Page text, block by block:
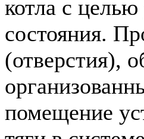
котла с целью
состояния.
(отверстия),
помещение